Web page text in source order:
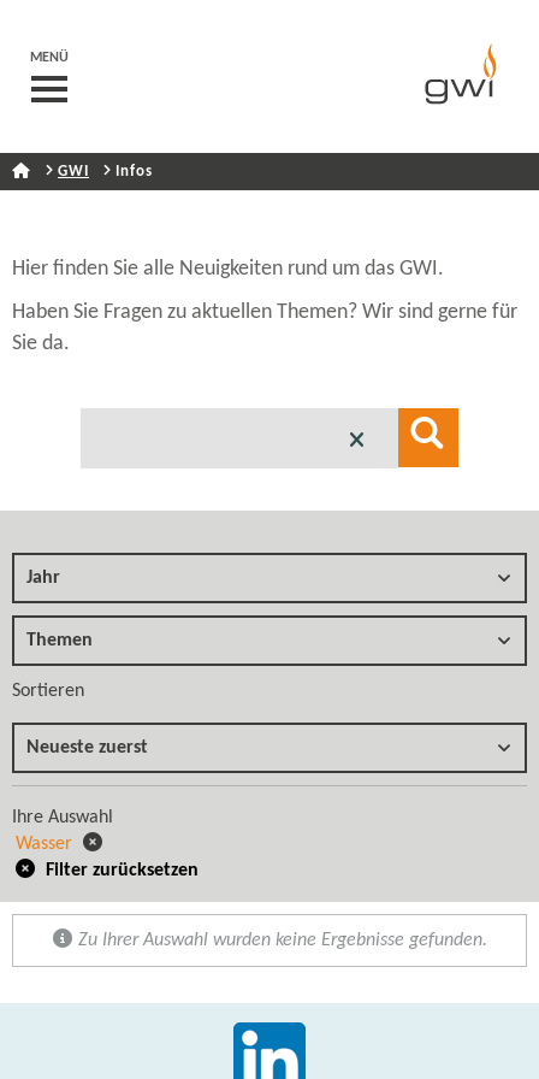
MENÜ
GWI Infos
Hier finden Sie alle Neuigkeiten rund um das GWI.
Haben Sie Fragen zu aktuellen Themen? Wir sind gerne für
Sie da.
Jahr
Themen
Sortieren
Neueste zuerst
Ihre Auswahl
Wasser
Filter zurücksetzen
Zu Ihrer Auswahl wurden keine Ergebnisse gefunden.